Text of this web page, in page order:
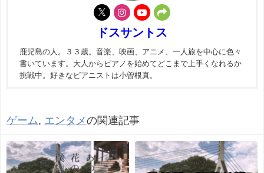
ドスサントス
鹿児島の人。３３歳。音楽、映画、アニメ、一人旅を中心に色々
書いています。大人からピアノを始めてどこまで上手くなれるか
挑戦中。好きなピアニストは小曽根真。
ゲーム, エンタメの関連記事